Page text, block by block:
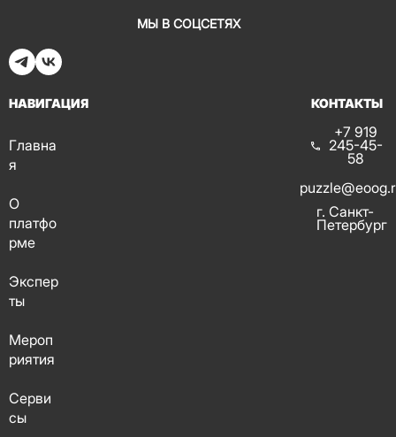
МЫ В СОЦСЕТЯХ
НАВИГАЦИЯ
Главна
я
О
платфо
рме
Экспер
ты
Мероп
риятия
Серви
сы
КОНТАКТЫ
+7 919
245-45-
58
г. Санкт-
Петербург